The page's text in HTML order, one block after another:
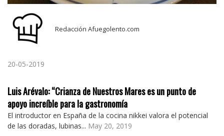
Redacción Afuegolento.com
20-05-2019
Luis Arévalo: “Crianza de Nuestros Mares es un punto de
apoyo increíble para la gastronomía
El introductor en España de la cocina nikkei valora el potencial
de las doradas, lubinas... May 20, 2019